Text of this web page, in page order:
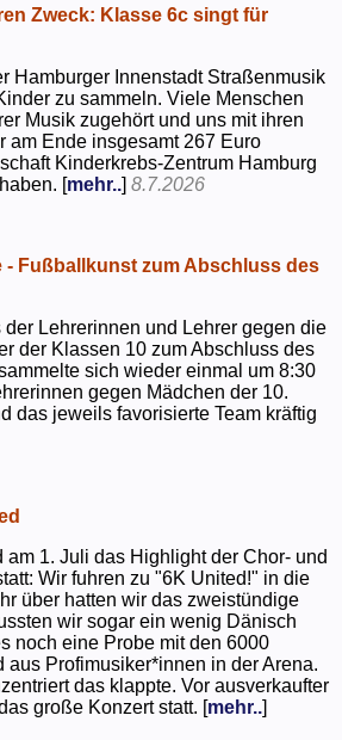
Zweck: Klasse 6c singt für
Hamburger Innenstadt Straßenmusik
zu sammeln. Viele Menschen
Musik zugehört und uns mit ihren
am Ende insgesamt 267 Euro
Kinderkrebs-Zentrum Hamburg
[mehr..]8.7.2026
Fußballkunst zum Abschluss des
Lehrerinnen und Lehrer gegen die
der Klassen 10 zum Abschluss des
sich wieder einmal um 8:30
gegen Mädchen der 10.
das jeweils favorisierte Team kräftig
1. Juli das Highlight der Chor- und
Wir fuhren zu "6K United!" in die
über hatten wir das zweistündige
wir sogar ein wenig Dänisch
noch eine Probe mit den 6000
Profimusiker*innen in der Arena.
das klappte. Vor ausverkaufter
große Konzert statt. [mehr..]